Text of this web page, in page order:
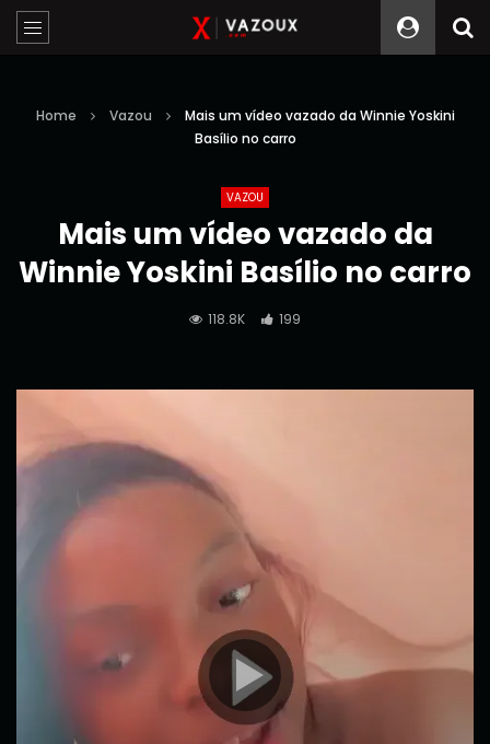
Home Vazou
Mais um vídeo vazado da Winnie Yoskini
Basílio no carro
VAZOU
Mais um vídeo vazado da
Winnie Yoskini Basílio no carro
118.8K 199